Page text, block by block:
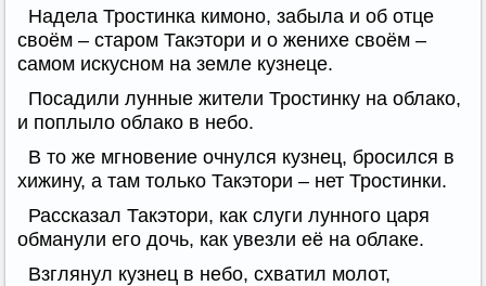
Надела Тростинка кимоно, забыла и об отце
своём – старом Такэтори и о женихе своём –
самом искусном на земле кузнеце.
Посадили лунные жители Тростинку на облако,
и поплыло облако в небо.
В то же мгновение очнулся кузнец, бросился в
хижину, а там только Такэтори – нет Тростинки.
Рассказал Такэтори, как слуги лунного царя
обманули его дочь, как увезли её на облаке.
Взглянул кузнец в небо, схватил молот,